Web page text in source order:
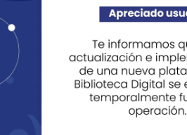
Entendido